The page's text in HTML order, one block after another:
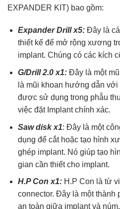
EXPANDER KIT) bao gồm:
Expander Drill x5:Đây là
thiết kế để mở rộng xương
implant. Chúng có các kích
G/Drill 2.0 x1: Đây là một
là mũi khoan hướng dẫn
được sử dụng trong phẫu
việc đặt Implant chính xác.
Saw disk x1: Đây là một
dụng để cắt hoặc tạo hình
ghép implant. Nó giúp tạo
gian cần thiết cho implant.
H.P Con x1:H.P Con là từ
connector. Đây là một thành
an toàn giữa implant và